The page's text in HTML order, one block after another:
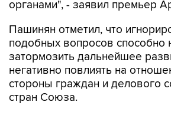
органами", - заявил премьер
Пашинян отметил, что
подобных вопросов способно
затормозить дальнейшее
негативно повлиять на
стороны граждан и делового
стран Союза.